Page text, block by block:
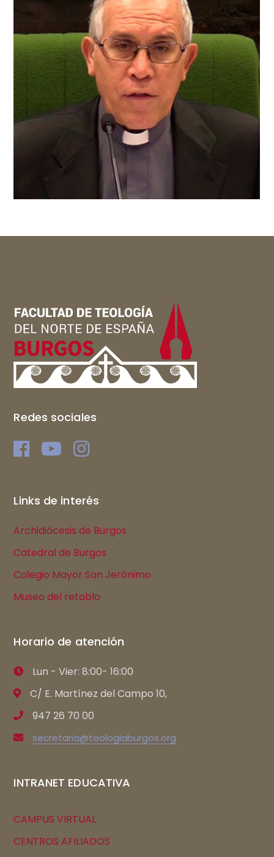
Redes sociales
Links de interés
Archidiócesis de Burgos
Catedral de Burgos
Colegio Mayor San Jerónimo
Museo del retablo
Horario de atención
Lun - Vier: 8:00- 16:00
C/ E. Martínez del Campo 10,
947 26 70 00
secretaria@teologiaburgos.org
INTRANET EDUCATIVA
CAMPUS VIRTUAL
CENTROS AFILIADOS